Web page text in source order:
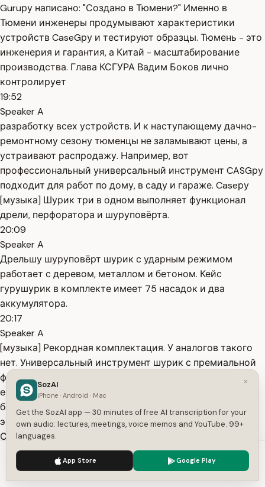
Guruру написано: "Создано в Тюмени?" Именно в
Тюмени инженеры продумывают характеристики
устройств CaseGру и тестируют образцы. Тюмень - это
инженерия и гарантия, а Китай - масштабирование
производства. Глава КСГУРА Вадим Боков лично
контролирует
19:52
Speaker A
разработку всех устройств. И к наступающему дачно-
ремонтному сезону тюменцы не заламывают цены, а
устраивают распродажу. Например, вот
профессиональный универсальный инструмент CASGру
подходит для работ по дому, в саду и гараже. Caseру
[музыка] Шурик три в одном выполняет функционал
дрели, перфоратора и шуруповёрта.
20:09
Speaker A
Дрельшу шуруповёрт шурик с ударным режимом
работает с деревом, металлом и бетоном. Кейс
гурушурик в комплекте имеет 75 насадок и два
аккумулятора.
20:17
Speaker A
[музыка] Рекордная комплектация. У аналогов такого
нет. Универсальный инструмент шурик с премиальной
функцией антитравма защищает руки. Не сорвётся,
если попасть в арматуру. У Тюменского шурика
бесщёточный двигатель, меньше нагревается и
экономит заряд, поэтому дольше срок службы.
Сканируйте QR-код или переходите по ссылке в
описании, там
20:36
Speaker A
We use cookies to enhance your experience.
×
SozAI
iPhone · Android · Mac
Get the SozAI app — 30 minutes of free AI transcription for your
own audio: lectures, meetings, voice memos and YouTube. 99+
languages.
App Store Google Play